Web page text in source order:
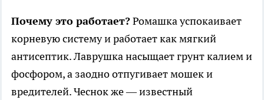
Почему это работает?Ромашка успокаивает
корневую систему и работает как мягкий
антисептик. Лаврушка насыщает грунт калием и
фосфором, а заодно отпугивает мошек и
вредителей. Чеснок же — известный